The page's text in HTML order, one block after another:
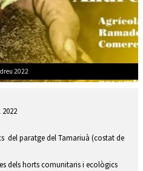
del paratge del Tamariuà (costat de
dels horts comunitaris i ecològics